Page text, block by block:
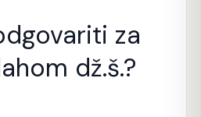
za
dž.š.?